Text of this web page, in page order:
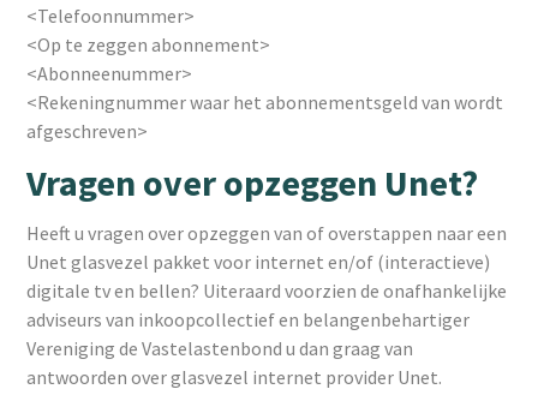
<Telefoonnummer>
<Op te zeggen abonnement>
<Abonneenummer>
<Rekeningnummer waar het abonnementsgeld van wordt
afgeschreven>
Vragen over opzeggen Unet?
Heeft u vragen over opzeggen van of overstappen naar een
Unet glasvezel pakket voor internet en/of (interactieve)
digitale tv en bellen? Uiteraard voorzien de onafhankelijke
adviseurs van inkoopcollectief en belangenbehartiger
Vereniging de Vastelastenbond u dan graag van
antwoorden over glasvezel internet provider Unet.